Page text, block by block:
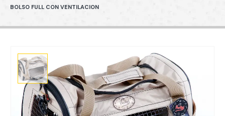
BOLSO FULL CON VENTILACION